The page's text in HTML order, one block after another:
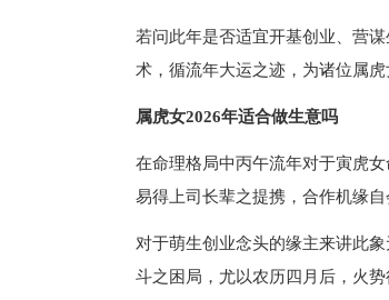
若问此年是否适宜开基创业、营
术，循流年大运之迹，为诸位属
属虎女2026年适合做生意吗
在命理格局中丙午流年对于寅虎
易得上司长辈之提携，合作机缘自
对于萌生创业念头的缘主来讲此
斗之困局，尤以农历四月后，火